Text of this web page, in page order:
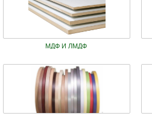
МДФ И ЛМДФ